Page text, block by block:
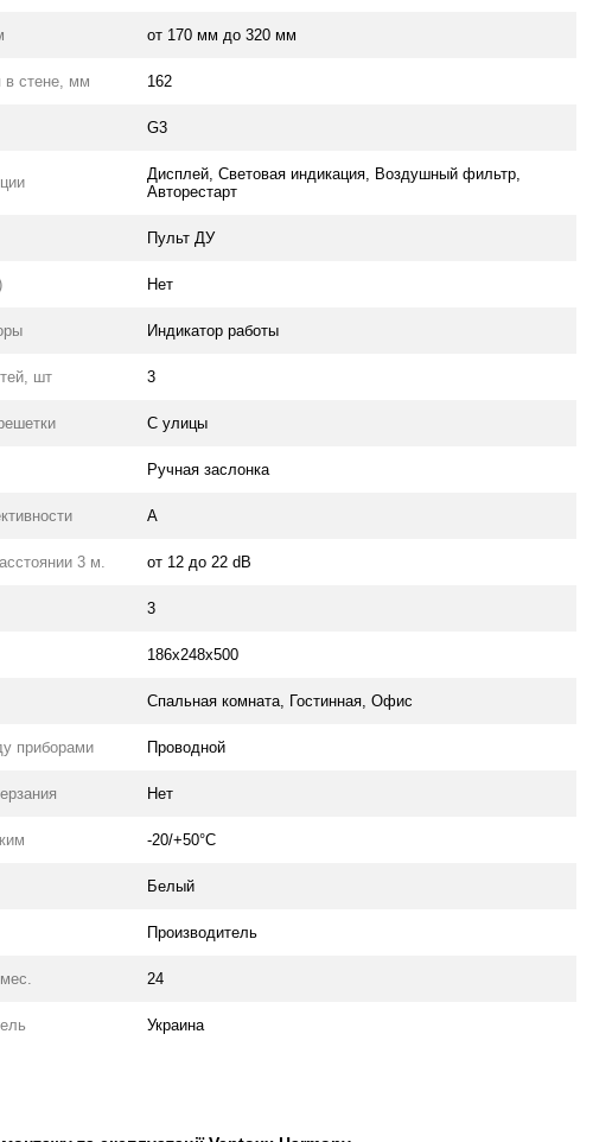
от 170 мм до 320 мм
в стене, мм 162
G3
Дисплей, Световая индикация, Воздушный фильтр,
Авторестарт
Пульт ДУ
Нет
Индикатор работы
шт 3
С улицы
Ручная заслонка
А
3 м. от 12 до 22 dB
3
186х248х500
Спальная комната, Гостинная, Офис
приборами Проводной
Нет
-20/+50°C
Белый
Производитель
24
Украина